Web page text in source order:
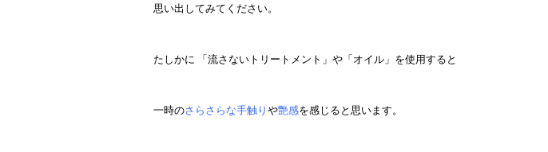
思い出してみてください。
たしかに 「流さないトリートメント」や「オイル」を使用すると
一時のさらさらな手触り や艶感を感じると思います。